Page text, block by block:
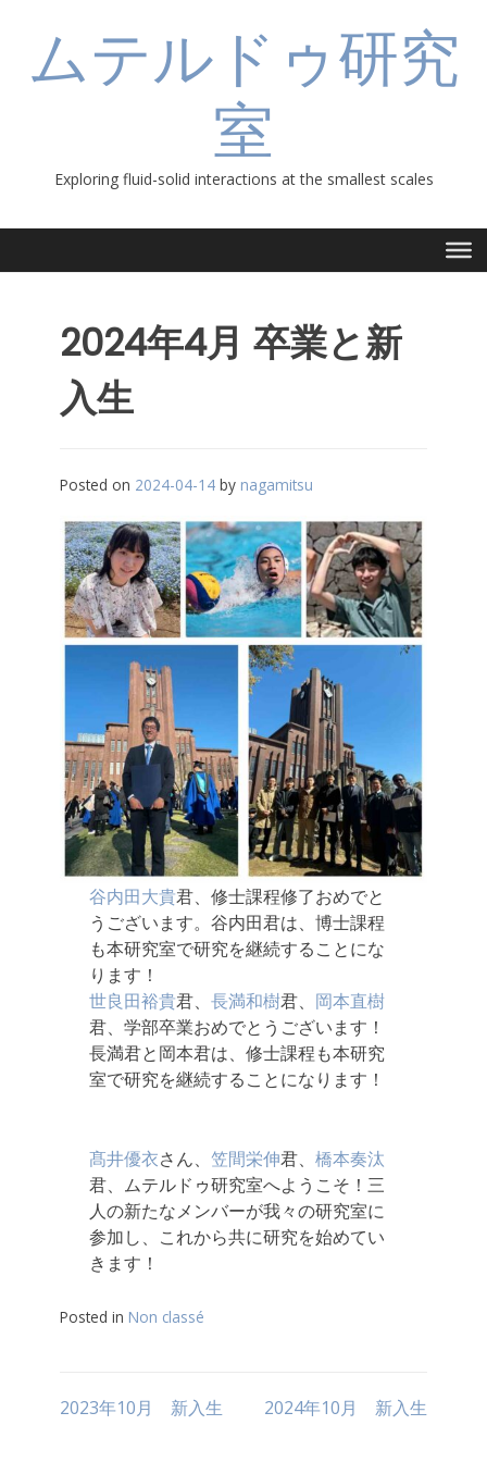
contentムテルドゥ研究
室
Exploring fluid-solid interactions at the smallest scales
2024年4月 卒業と新
入生
Posted on 2024-04-14 by nagamitsu
谷内田大貴君、修士課程修了おめでと
うございます。谷内田君は、博士課程
も本研究室で研究を継続することにな
ります！
世良田裕貴君、長満和樹君、 岡本直樹
君、学部卒業おめでとうございます！
長満君と岡本君は、修士課程も本研究
室で研究を継続することになります！
髙井優衣さん、笠間栄伸君、橋本奏汰
君、ムテルドゥ研究室へようこそ！三
人の新たなメンバーが我々の研究室に
参加し、これから共に研究を始めてい
きます！
Posted in Non classé
投
2023年10月 新入生 2024年10月 新入生